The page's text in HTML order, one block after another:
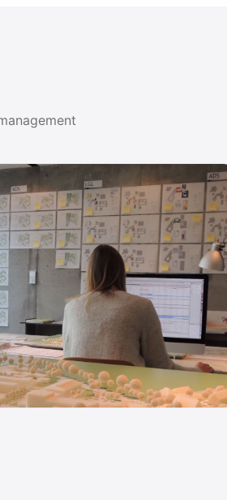
Mindmap. Alle
Sie ein
METHODE 03
Mindmaps
Wie Mindmaps
Probleme lösen und
machen. Inkl. …